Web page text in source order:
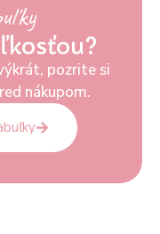
pozrite si
nákupom.